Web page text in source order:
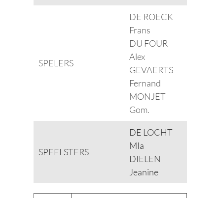
SPELERS
DE ROECK
Frans
DU FOUR
Alex
GEVAERTS
Fernand
MONJET
Gom.
SPEELSTERS
DE LOCHT
MIa
DIELEN
Jeanine